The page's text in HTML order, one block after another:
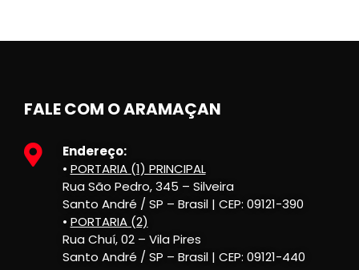
FALE COM O ARAMAÇAN
Endereço:
• PORTARIA (1) PRINCIPAL
Rua São Pedro, 345 – Silveira
Santo André / SP – Brasil | CEP: 09121-390
• PORTARIA (2)
Rua Chuí, 02 – Vila Pires
Santo André / SP – Brasil | CEP: 09121-440